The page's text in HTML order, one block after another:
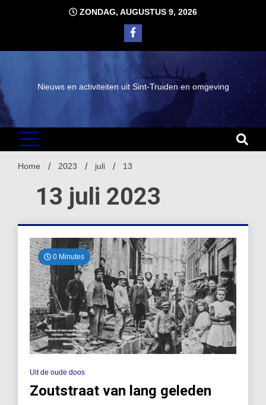
ZONDAG, AUGUSTUS 9, 2026
Nieuws en activiteiten uit Sint-Truiden en omgeving
Home 2023 juli 13
13 juli 2023
0 Minutes
Uit de oude doos
Zoutstraat van lang geleden